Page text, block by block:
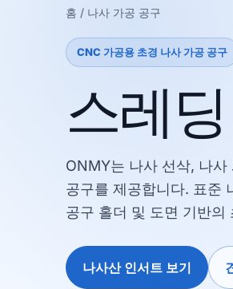
홈 / 나사 가공 공구
CNC 가공용 초경 나사 가공 공구
스레
ONMY는 나사 선삭, 나사
공구를 제공합니다. 표준
공구 홀더 및 도면 기반의
나사산 인서트 보기